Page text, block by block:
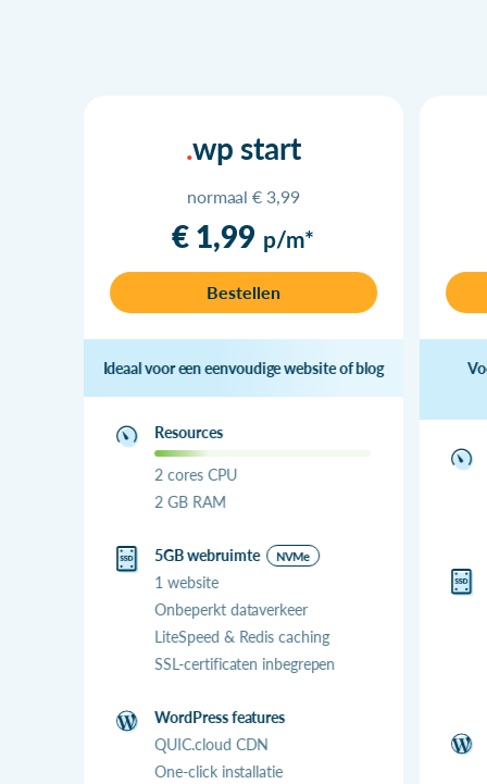
wp start
normaal € 3,99
€ 1,99 p/m*
Bestellen
Ideaal voor een eenvoudige website of blog
Resources
2 cores CPU
2 GB RAM
5GB webruimte NVMe
1 website
Onbeperkt dataverkeer
LiteSpeed & Redis caching
SSL-certificaten inbegrepen
WordPress features
QUIC.cloud CDN
One-click installatie